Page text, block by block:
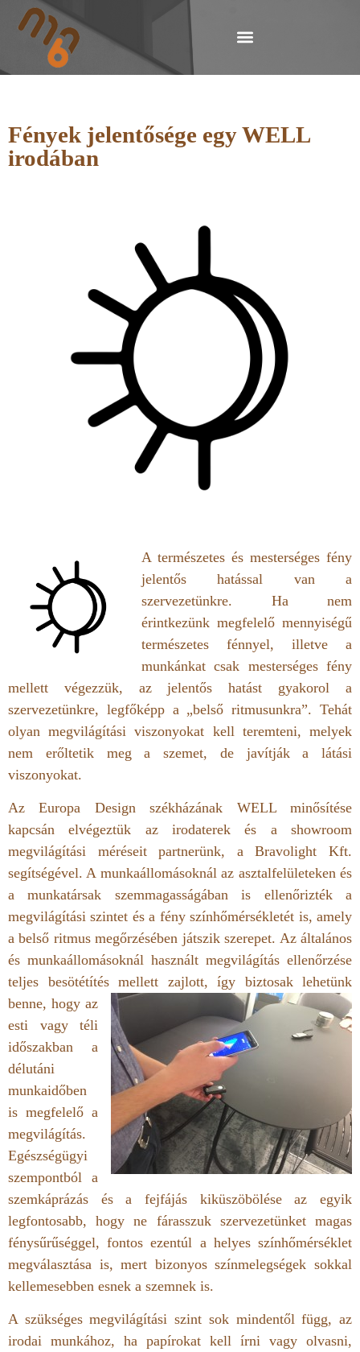
Fények jelentősége egy WELL
irodában
A természetes és mesterséges fény
jelentős hatással van a
szervezetünkre. Ha nem
érintkezünk megfelelő mennyiségű
természetes fénnyel, illetve a
munkánkat csak mesterséges fény
mellett végezzük, az jelentős hatást gyakorol a
szervezetünkre, legfőképp a „belső ritmusunkra”. Tehát
olyan megvilágítási viszonyokat kell teremteni, melyek
nem erőltetik meg a szemet, de javítják a látási
viszonyokat.
Az Europa Design székházának WELL minősítése
kapcsán elvégeztük az irodaterek és a showroom
megvilágítási méréseit partnerünk, a Bravolight Kft.
segítségével. A munkaállomásoknál az asztalfelületeken és
a munkatársak szemmagasságában is ellenőrizték a
megvilágítási szintet és a fény színhőmérsékletét is, amely
a belső ritmus megőrzésében játszik szerepet. Az általános
és munkaállomásoknál használt megvilágítás ellenőrzése
teljes besötétítés mellett zajlott, így biztosak lehetünk
benne, hogy az
esti vagy téli
időszakban a
délutáni
munkaidőben
is megfelelő a
megvilágítás.
Egészségügyi
szempontból a
szemkáprázás és a fejfájás kiküszöbölése az egyik
legfontosabb, hogy ne fárasszuk szervezetünket magas
fénysűrűséggel, fontos ezentúl a helyes színhőmérséklet
megválasztása is, mert bizonyos színmelegségek sokkal
kellemesebben esnek a szemnek is.
A szükséges megvilágítási szint sok mindentől függ, az
irodai munkához, ha papírokat kell írni vagy olvasni,